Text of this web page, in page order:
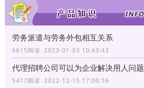
劳务派遣与劳务外包相互关系
6615阅读 2023-01-03 10:43:43
代理招聘公司可以为企业解决用人问题
5417阅读 2022-12-15 17:00:16